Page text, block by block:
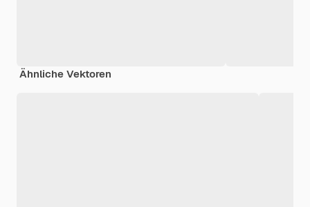
Ähnliche Vektoren